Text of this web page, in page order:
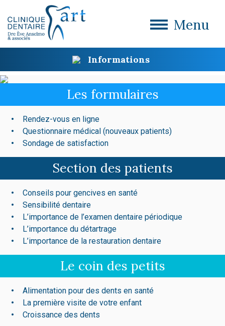
Menu
Informations
Les formulaires
Rendez-vous en ligne
Questionnaire médical (nouveaux patients)
Sondage de satisfaction
Section des patients
Conseils pour gencives en santé
Sensibilité dentaire
L’importance de l’examen dentaire périodique
L’importance du détartrage
L’importance de la restauration dentaire
Le coin des petits
Alimentation pour des dents en santé
La première visite de votre enfant
Croissance des dents